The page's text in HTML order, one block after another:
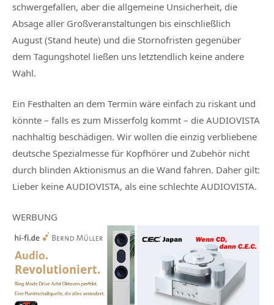
schwergefallen, aber die allgemeine Unsicherheit, die
Absage aller Großveranstaltungen bis einschließlich
August (Stand heute) und die Stornofristen gegenüber
dem Tagungshotel ließen uns letztendlich keine andere
Wahl.
Ein Festhalten an dem Termin wäre einfach zu riskant und
könnte – falls es zum Misserfolg kommt – die AUDIOVISTA
nachhaltig beschädigen. Wir wollen die einzig verbliebene
deutsche Spezialmesse für Kopfhörer und Zubehör nicht
durch blinden Aktionismus an die Wand fahren. Daher gilt:
Lieber keine AUDIOVISTA, als eine schlechte AUDIOVISTA.
WERBUNG